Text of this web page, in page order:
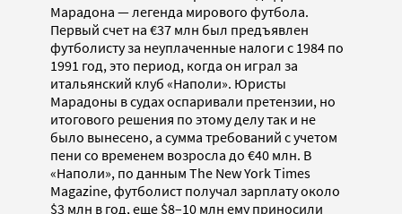
Марадона — легенда мирового футбола.
Первый счет на €37 млн был предъявлен
футболисту за неуплаченные налоги с 1984 по
1991 год, это период, когда он играл за
итальянский клуб «Наполи». Юристы
Марадоны в судах оспаривали претензии, но
итогового решения по этому делу так и не
было вынесено, а сумма требований с учетом
пени со временем возросла до €40 млн. В
«Наполи», по данным The New York Times
Magazine, футболист получал зарплату около
$3 млн в год, еще $8–10 млн ему приносили